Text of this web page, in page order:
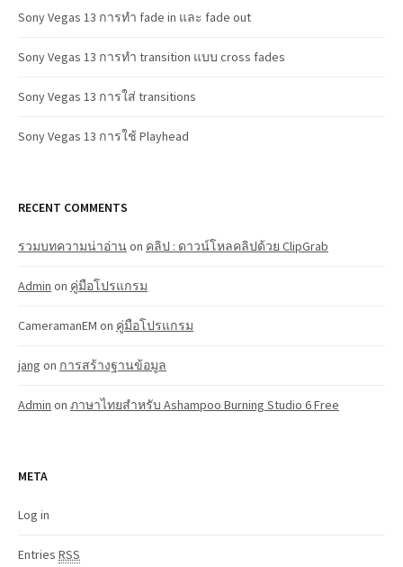
Sony Vegas 13 การทำ fade in และ fade out
Sony Vegas 13 การทำ transition แบบ cross fades
Sony Vegas 13 การใส่ transitions
Sony Vegas 13 การใช้ Playhead
RECENT COMMENTS
รวมบทความน่าอ่านon คลิป : ดาวน์โหลคลิปด้วย ClipGrab
Admin on คู่มือโปรแกรม
CameramanEM on คู่มือโปรแกรม
jang on การสร้างฐานข้อมูล
Admin on ภาษาไทยสำหรับ Ashampoo Burning Studio 6 Free
META
Log in
Entries RSS